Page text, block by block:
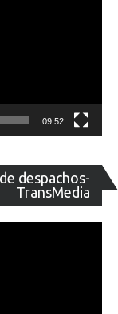
09:52
despachos-
TransMedia
de